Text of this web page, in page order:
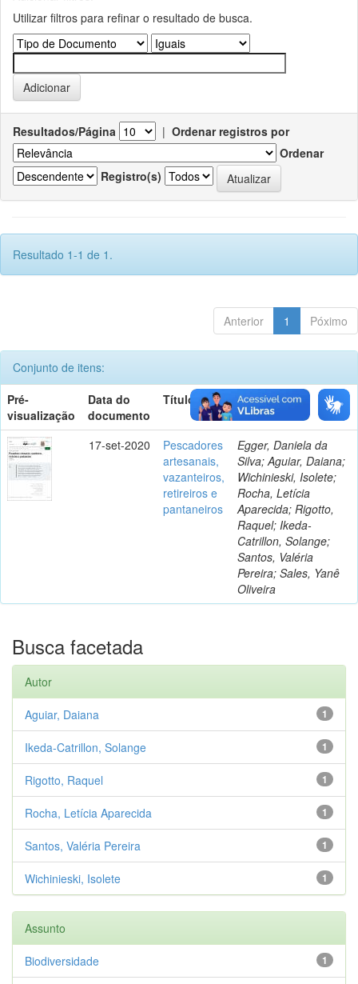
Utilizar filtros para refinar o resultado de busca.
Resultados/Página | Ordenar registros por
Ordenar
Registro(s)
Resultado 1-1 de 1.
Anterior 1 Póximo
Conjunto de itens:
Pré-
visualização
Data do
documento
Título Autor(es)
17-set-2020
Pescadores
artesanais,
vazanteiros,
retireiros e
pantaneiros
Egger, Daniela da
Silva; Aguiar, Daiana;
Wichinieski, Isolete;
Rocha, Letícia
Aparecida; Rigotto,
Raquel; Ikeda-
Catrillon, Solange;
Santos, Valéria
Pereira; Sales, Yanê
Oliveira
Busca facetada
Autor
1
Aguiar, Daiana
1
Ikeda-Catrillon, Solange
1
Rigotto, Raquel
1
Rocha, Letícia Aparecida
1
Santos, Valéria Pereira
1
Wichinieski, Isolete
Assunto
1
Biodiversidade